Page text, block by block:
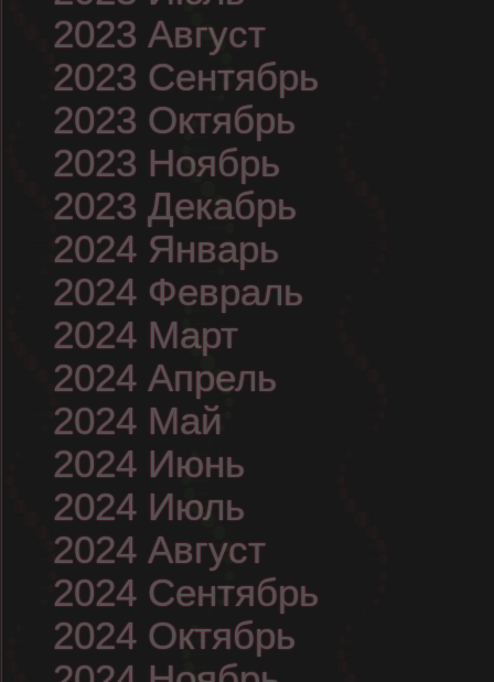
2023 Август
2023 Сентябрь
2023 Октябрь
2023 Ноябрь
2023 Декабрь
2024 Январь
2024 Февраль
2024 Март
2024 Апрель
2024 Май
2024 Июнь
2024 Июль
2024 Август
2024 Сентябрь
2024 Октябрь